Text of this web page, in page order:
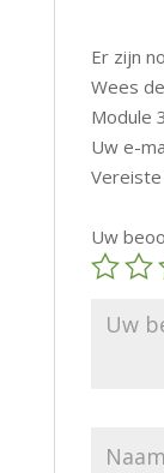
Er zijn
Wees
Module
Uw e-
Uw